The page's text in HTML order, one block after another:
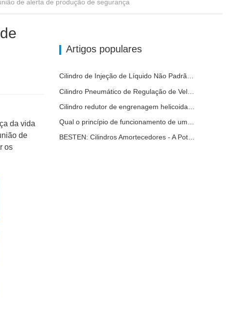
de alerta de produção de segurança
da vida
de
os
Artigos populares
Cilindro de Injeção de Líquido Não Padrão Personalizado de Grau Alimentar
Cilindro Pneumático de Regulação de Velocidade Hidráulica: Solução de Movimento Estável e Sem Choques para Equipamentos Automatizados
BESTEN: Cilindros Amortecedores - A Potência Estável para a Automação Industrial